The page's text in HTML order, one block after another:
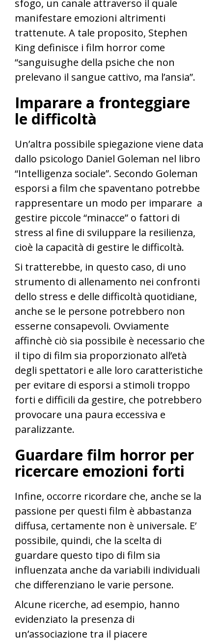
sfogo, un canale attraverso il quale
manifestare emozioni altrimenti
trattenute. A tale proposito, Stephen
King definisce i film horror come
“sanguisughe della psiche che non
prelevano il sangue cattivo, ma l’ansia”.
Imparare a fronteggiare
le difficoltà
Un’altra possibile spiegazione viene data
dallo psicologo Daniel Goleman nel libro
“Intelligenza sociale”. Secondo Goleman
esporsi a film che spaventano potrebbe
rappresentare un modo per imparare a
gestire piccole “minacce” o fattori di
stress al fine di sviluppare la resilienza,
cioè la capacità di gestire le difficoltà.
Si tratterebbe, in questo caso, di uno
strumento di allenamento nei confronti
dello stress e delle difficoltà quotidiane,
anche se le persone potrebbero non
esserne consapevoli. Ovviamente
affinchè ciò sia possibile è necessario che
il tipo di film sia proporzionato all’età
degli spettatori e alle loro caratteristiche
per evitare di esporsi a stimoli troppo
forti e difficili da gestire, che potrebbero
provocare una paura eccessiva e
paralizzante.
Guardare film horror per
ricercare emozioni forti
Infine, occorre ricordare che, anche se la
passione per questi film è abbastanza
diffusa, certamente non è universale. E’
possibile, quindi, che la scelta di
guardare questo tipo di film sia
influenzata anche da variabili individuali
che differenziano le varie persone.
Alcune ricerche, ad esempio, hanno
evidenziato la presenza di
un’associazione tra il piacere